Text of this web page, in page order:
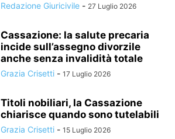
Redazione Giuricivile - 27 Luglio 2026
Cassazione: la salute precaria
incide sull’assegno divorzile
anche senza invalidità totale
Grazia Crisetti - 17 Luglio 2026
Titoli nobiliari, la Cassazione
chiarisce quando sono tutelabili
Grazia Crisetti - 15 Luglio 2026